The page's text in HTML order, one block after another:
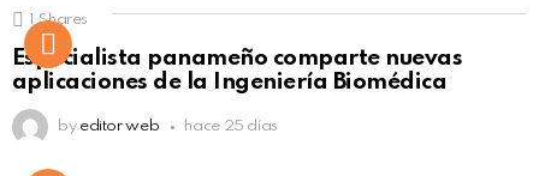
Click to view this post
Shares
Especialista panameño comparte nuevas
aplicaciones de la Ingeniería Biomédica
by editor web hace 25 días